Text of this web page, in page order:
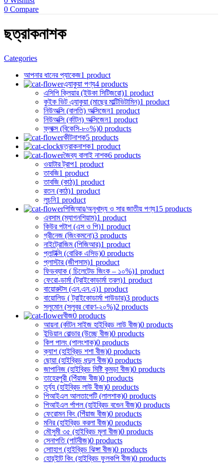
0 Compare
ছত্রাকনাশক
Categories
আপনার ধানের প্যাকেজ1 product
এ্যাকুয়া পণ্য4 products
এসিপি ক্লিয়ার (ইউকা সিটিজরো)1 product
কুইক ভিট এ্যাকুয়া (মাছের মাল্টিভিটামিন)1 product
নিউঅক্সি (বালতি) অক্সিজেন1 product
নিউঅক্সি (র্কাটন) অক্সিজেন1 product
ফ্লাক্স (বিকেসি-৮০%)0 products
কীটনাশক5 products
ছত্রাকনাশক1 product
জৈব্য বালাই নাশক6 products
ওয়াটার ট্রাপ1 product
তাবজি1 product
তাবজি (কাঠ)1 product
রতন (কাঠ)1 product
লুচনি1 product
পিজিআর/অনুখাদ্য ও সার জাতীয় পণ্য15 products
এবসাম (ম্যাগনশিয়াম)1 product
কিউর পটাশ (এস ও পি)1 product
গ্রীনেজ (জিংকমনো)3 products
নাইট্রোজিম (পিজিআর)1 product
প্লান্টক্সি (বোরিক এসিড)0 products
প্লাস্টার (জীপসাম)1 product
ফিডব্যাক ( চিলেটেড জিংক – ১০%)1 product
ফেরো-ডার্মা (ট্রাইকোডার্মা তরল)1 product
বায়োরুটস (এন.এন.এ)1 product
বায়োলিড ( ট্রাইকোডার্মা পাউডার)3 products
সলুমোন (সলুবর বোরণ-২০%)2 products
বীজ0 products
আয়না (র্কাটন সাইজ হাইব্রিড লাউ বীজ)0 products
ইন্ডিয়ান বোল্ডার (উচ্ছে বীজ)0 products
কিপ পালং (পালংশাক)0 products
ক্যাশ (হাইব্রিড শশা বীজ)0 products
ছোয়া (হাইব্রিড ধন্দুল বীজ)0 products
জাপানিজ (হাইব্রিড মিষ্টি কুমড়া বীজ)0 products
তাহেরপুরী (পিঁয়াজ বীজ)0 products
তূর্য্য (হাইব্রিড লাউ বীজ)0 products
পিআইএল আলতাপেটি (লালশাক)0 products
পিআইএল র্পাপল (হাইব্রিড বগেুন বীজ)0 products
ফেরোমন কিং (পিঁয়াজ বীজ)0 products
মনির (হাইব্রিড করলা বীজ)0 products
মৌসুমী ৩৫ (হাইব্রিড মূলা বীজ)0 products
সেনাপতি (পাটবীজ)0 products
সোাহাগ (হাইব্রিড ঝিঙ্গা বীজ)0 products
হোয়্ইাট কিং (হাইব্রিড ফুলকপি বীজ)0 products